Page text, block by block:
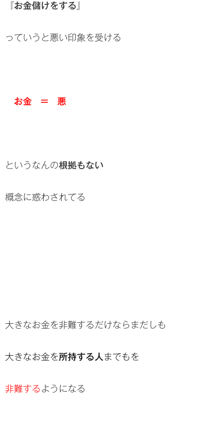
『お金儲けをする』
っていうと悪い印象を受ける
お金 = 悪
というなんの根拠もない
概念に惑わされてる
大きなお金を非難するだけならまだしも
大きなお金を所持する人 までもを
非難する ようになる